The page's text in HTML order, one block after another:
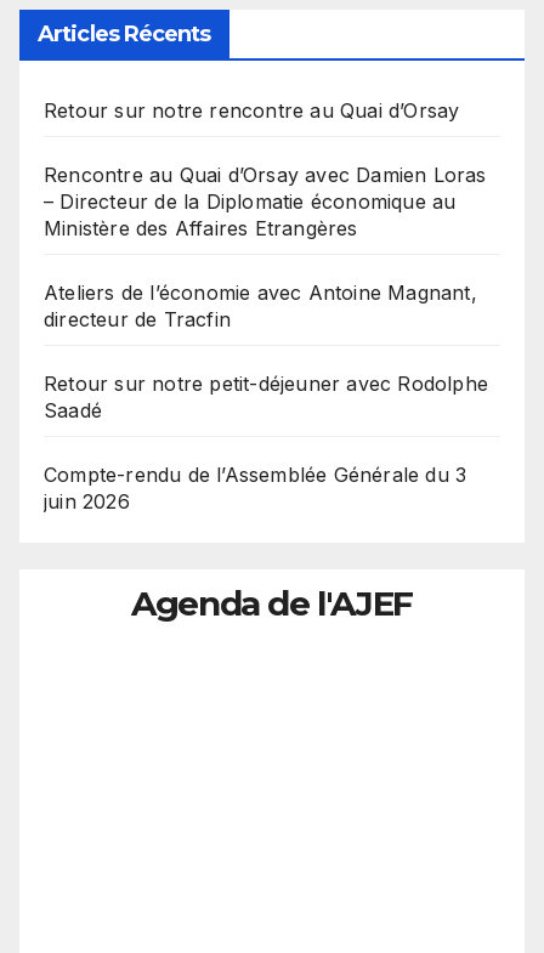
Articles Récents
Retour sur notre rencontre au Quai d’Orsay
Rencontre au Quai d’Orsay avec Damien Loras
– Directeur de la Diplomatie économique au
Ministère des Affaires Etrangères
Ateliers de l’économie avec Antoine Magnant,
directeur de Tracfin
Retour sur notre petit-déjeuner avec Rodolphe
Saadé
Compte-rendu de l’Assemblée Générale du 3
juin 2026
Agenda de l'AJEF